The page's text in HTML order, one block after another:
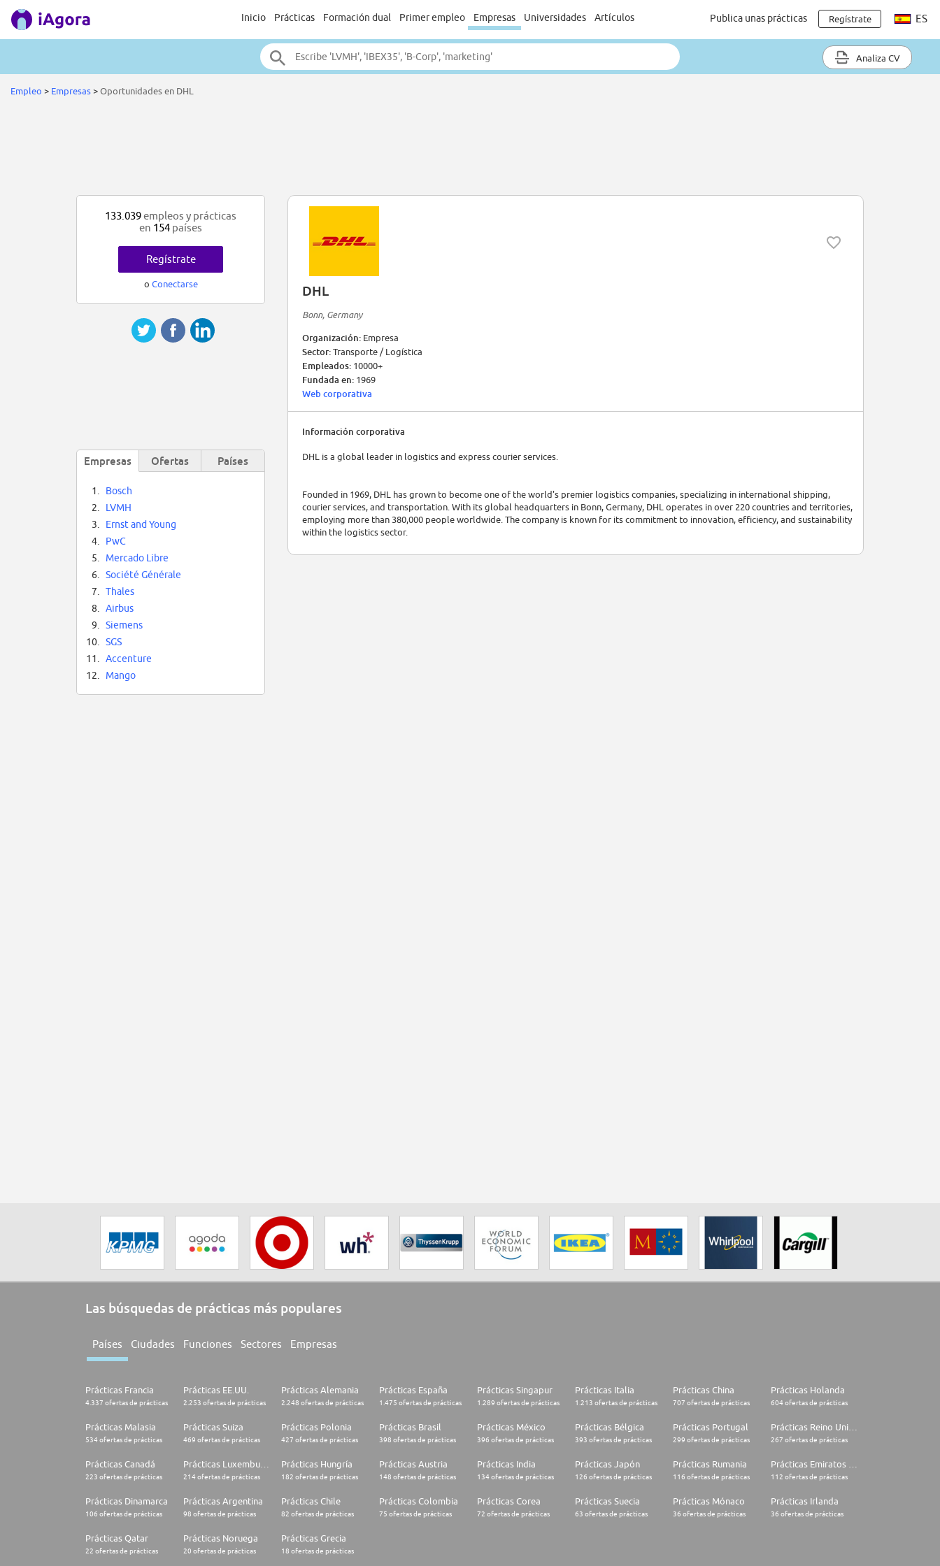
Inicio Prácticas Formación dual Primer empleo Empresas Universidades Artículos Publica unas prácticas Regístrate ES
Analiza CV
Empleo > Empresas>Oportunidades en DHL
DHL
Bonn, Germany
Organización: Empresa
Sector:Transporte / Logística
Empleados: 10000+
Fundada en: 1969
Web corporativa
Información corporativa
DHL is a global leader in logistics and express courier services.
Founded in 1969, DHL has grown to become one of the world's premier logistics companies, specializing in international shipping,
courier services, and transportation. With its global headquarters in Bonn, Germany, DHL operates in over 220 countries and territories,
employing more than 380,000 people worldwide. The company is known for its commitment to innovation, efficiency, and sustainability
within the logistics sector.
Financially, DHL is part of Deutsche Post DHL Group, which reported revenues of over 81 billion euros in 2021. This financial strength
133.039empleos y prácticas
en 154 países
Regístrate
o Conectarse
Empresas Ofertas Países
1.
Bosch
2.
LVMH
3.
Ernst and Young
4.
PwC
5.
Mercado Libre
6.
Société Générale
7.
Thales
8.
Airbus
9.
Siemens
10.
SGS
11.
Accenture
12.
Mango
Las búsquedas de prácticas más populares
Países Ciudades Funciones Sectores Empresas
Prácticas Francia
4.337 ofertas de prácticas
Prácticas EE.UU.
2.253 ofertas de prácticas
Prácticas Alemania
2.248 ofertas de prácticas
Prácticas España
1.475 ofertas de prácticas
Prácticas Singapur
1.289 ofertas de prácticas
Prácticas Italia
1.213 ofertas de prácticas
Prácticas China
707 ofertas de prácticas
Prácticas Holanda
604 ofertas de prácticas
Prácticas Malasia
534 ofertas de prácticas
Prácticas Suiza
469 ofertas de prácticas
Prácticas Polonia
427 ofertas de prácticas
Prácticas Brasil
398 ofertas de prácticas
Prácticas México
396 ofertas de prácticas
Prácticas Bélgica
393 ofertas de prácticas
Prácticas Portugal
299 ofertas de prácticas 267 ofertas de prácticas
Prácticas Canadá
223 ofertas de prácticas 214 ofertas de prácticas
Prácticas Hungría
182 ofertas de prácticas
Prácticas Austria
148 ofertas de prácticas
Prácticas India
134 ofertas de prácticas
Prácticas Japón
126 ofertas de prácticas
Prácticas Rumania
116 ofertas de prácticas 112 ofertas de prácticas
Prácticas Dinamarca
106 ofertas de prácticas
Prácticas Argentina
98 ofertas de prácticas
Prácticas Chile
82 ofertas de prácticas
Prácticas Colombia
75 ofertas de prácticas
Prácticas Corea
72 ofertas de prácticas
Prácticas Suecia
63 ofertas de prácticas
Prácticas Mónaco
36 ofertas de prácticas
Prácticas Irlanda
36 ofertas de prácticas
Prácticas Qatar
22 ofertas de prácticas
Prácticas Noruega
20 ofertas de prácticas
Prácticas Grecia
18 ofertas de prácticas